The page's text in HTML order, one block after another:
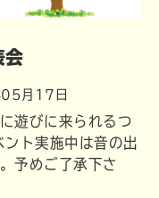
月17日
遊びに来られるつ
ト実施中は音の出
予めご了承下さ